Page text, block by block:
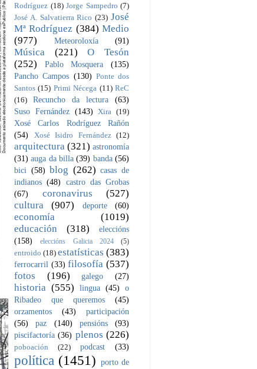
Rodríguez (18) Jorge Sampedro (7)
José A. Salvatierra Rico (23) José
Mª Rodríguez (384) Medio
(977)
Meteoroloxía (91)
Música (221)
O Tesón
(252)
Pablo Mosquera
(135)
Pancho Campos (130) Ponte dos
Santos (15) Primi Nécega (11) ReC
(16)
Recuncho da lectura
(63)
Suso Fernández (143) Xira (19)
Xosé Carlos Rodríguez Rañón
(54)
Xosé Isidro Fernández (12)
arquitectura (321) astronomía
(31) auga da billa (39) banda (56)
bici (58) blog (262) casas de
indianos (48)
castro das Grobas
(67)
coronavirus
(527)
cultura
(907) deporte (60)
economía
(1019)
educación
(318)
eleccións
(158)
eleccións Galicia 2024 (5)
entroido (18) estatísticas (383)
ferrocarril (33) filosofía (537)
fotos
(196) galego (27)
historia (555) lingua (45)
o
Ribadeo que queremos
(45)
orzamentos
(43)
participación
(56)
paz (140) pensións
(93)
piscifactoría (36) plenos (226)
poboación (22) podcast (33)
política (1451) porto de